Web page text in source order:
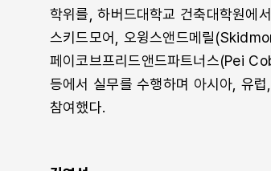
학위를, 하버드대학교 건축대학원에
스키드모어, 오윙스앤드메릴
페이코브프리드앤드파트너스(Pei
등에서 실무를 수행하며 아시아, 유
참여했다.